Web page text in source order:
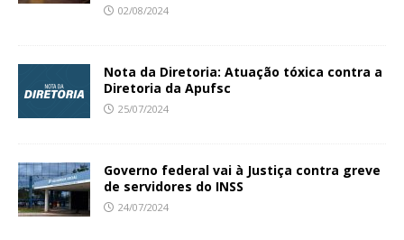
02/08/2024
Nota da Diretoria: Atuação tóxica contra a
Diretoria da Apufsc
25/07/2024
Governo federal vai à Justiça contra greve
de servidores do INSS
24/07/2024